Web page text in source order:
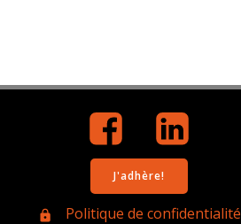
J'adhère!
Politique de confidentialité